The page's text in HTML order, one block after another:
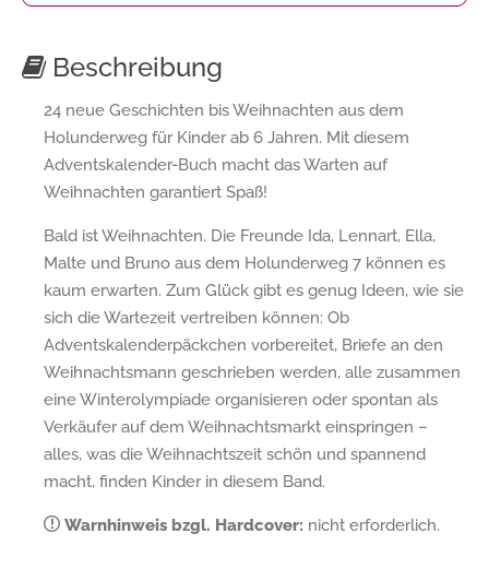
Beschreibung
24 neue Geschichten bis Weihnachten aus dem
Holunderweg für Kinder ab 6 Jahren. Mit diesem
Adventskalender-Buch macht das Warten auf
Weihnachten garantiert Spaß!
Bald ist Weihnachten. Die Freunde Ida, Lennart, Ella,
Malte und Bruno aus dem Holunderweg 7 können es
kaum erwarten. Zum Glück gibt es genug Ideen, wie sie
sich die Wartezeit vertreiben können: Ob
Adventskalenderpäckchen vorbereitet, Briefe an den
Weihnachtsmann geschrieben werden, alle zusammen
eine Winterolympiade organisieren oder spontan als
Verkäufer auf dem Weihnachtsmarkt einspringen –
alles, was die Weihnachtszeit schön und spannend
macht, finden Kinder in diesem Band.
Warnhinweis bzgl. Hardcover: nicht erforderlich.